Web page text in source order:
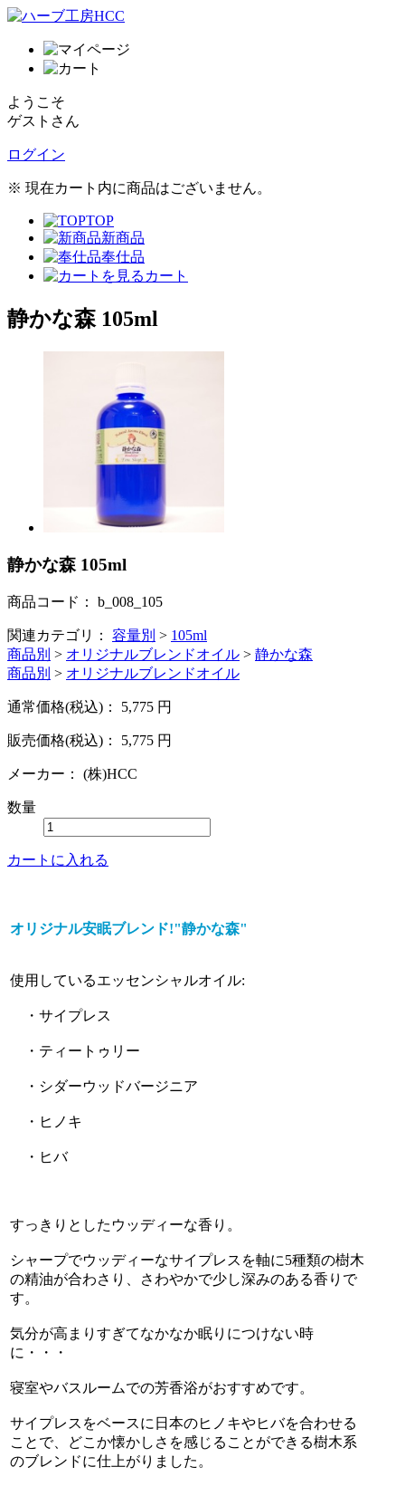
ようこそ
ゲストさん
ログイン
※ 現在カート内に商品はございません。
TOP
新商品
奉仕品
カート
静かな森 105ml
静かな森 105ml
商品コード： b_008_105
関連カテゴリ： 容量別 > 105ml
商品別 > オリジナルブレンドオイル > 静かな森
商品別 > オリジナルブレンドオイル
通常価格(税込)： 5,775 円
販売価格(税込)： 5,775 円
メーカー： (株)HCC
数量
カートに入れる
オリジナル安眠ブレンド!"静かな森"
使用しているエッセンシャルオイル:
・サイプレス
・ティートゥリー
・シダーウッドバージニア
・ヒノキ
・ヒバ
すっきりとしたウッディーな香り。
シャープでウッディーなサイプレスを軸に5種類の樹木
の精油が合わさり、さわやかで少し深みのある香りで
す。
気分が高まりすぎてなかなか眠りにつけない時
に・・・
寝室やバスルームでの芳香浴がおすすめです。
サイプレスをベースに日本のヒノキやヒバを合わせる
ことで、どこか懐かしさを感じることができる樹木系
のブレンドに仕上がりました。